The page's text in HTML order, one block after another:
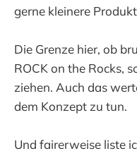
gerne kleinere
Die Grenze hier, ob
ROCK on the Rocks,
ziehen. Auch das
dem Konzept zu tun.
Und fairerweise liste